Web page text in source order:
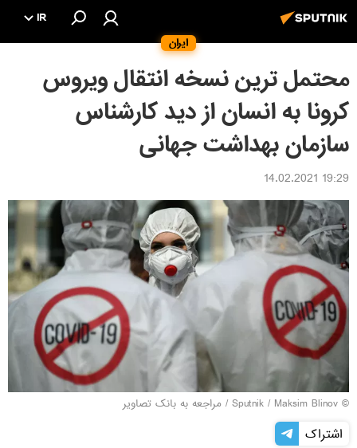
ایران
IR
محتمل ترین نسخه انتقال ویروس
کرونا به انسان از دید کارشناس
سازمان بهداشت جهانی
19:29 14.02.2021
© Sputnik / Maksim Blinov
/ مراجعه به بانک تصاویر
اشتراک